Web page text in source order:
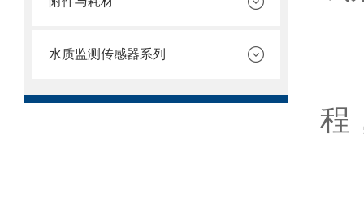
水质监测传感器系列
程